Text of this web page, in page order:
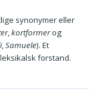
synonymer eller
,kortformerog
,Samuele). Et
forstand.